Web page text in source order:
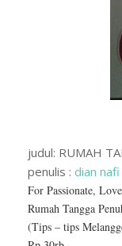
judul: RUMAH
penulis : dian nafi
For Passionate,
Rumah Tangga
(Tips – tips